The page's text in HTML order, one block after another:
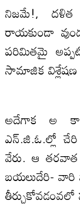
నిజమే!,
రాయకుండా
పరిమితమై
సామాజిక విశ్లేషణ
అదేగాక అ
ఎన్‌.జి.ఓ.ల్లో
వేరు. ఆ
బయలుదేరి-
తీర్చుకోవడంవలో